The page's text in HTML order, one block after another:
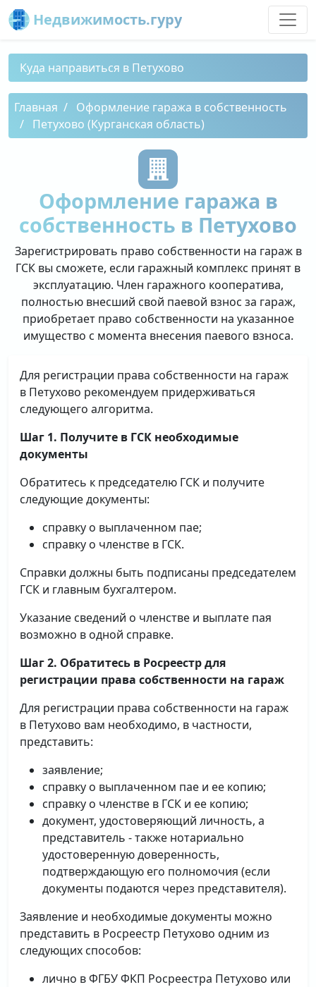
Недвижимость.гуру
Куда направиться в Петухово
Главная
Оформление гаража в собственность
Петухово (Курганская область)
Оформление гаража в
собственность в Петухово
Зарегистрировать право собственности на гараж в
ГСК вы сможете, если гаражный комплекс принят в
эксплуатацию. Член гаражного кооператива,
полностью внесший свой паевой взнос за гараж,
приобретает право собственности на указанное
имущество с момента внесения паевого взноса.
Для регистрации права собственности на гараж
в Петухово рекомендуем придерживаться
следующего алгоритма.
Шаг 1. Получите в ГСК необходимые
документы
Обратитесь к председателю ГСК и получите
следующие документы:
справку о выплаченном пае;
справку о членстве в ГСК.
Справки должны быть подписаны председателем
ГСК и главным бухгалтером.
Указание сведений о членстве и выплате пая
возможно в одной справке.
Шаг 2. Обратитесь в Росреестр для
регистрации права собственности на гараж
Для регистрации права собственности на гараж
в Петухово вам необходимо, в частности,
представить:
заявление;
справку о выплаченном пае и ее копию;
справку о членстве в ГСК и ее копию;
документ, удостоверяющий личность, а
представитель - также нотариально
удостоверенную доверенность,
подтверждающую его полномочия (если
документы подаются через представителя).
Заявление и необходимые документы можно
представить в Росреестр Петухово одним из
следующих способов:
лично в ФГБУ ФКП Росреестра Петухово или